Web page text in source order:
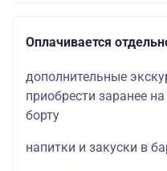
Оплачивается
дополнительные
приобрести заранее
борту
напитки и закуски в